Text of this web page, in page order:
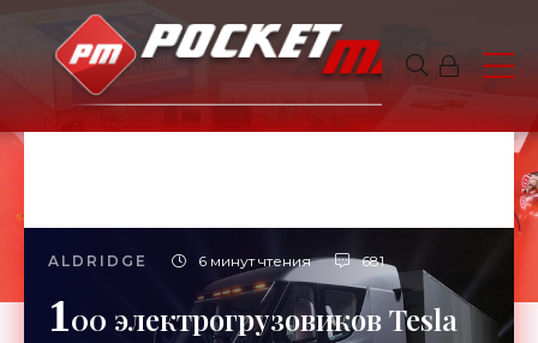
ALDRIDGE 6 минут чтения 681
100 электрогрузовиков Tesla